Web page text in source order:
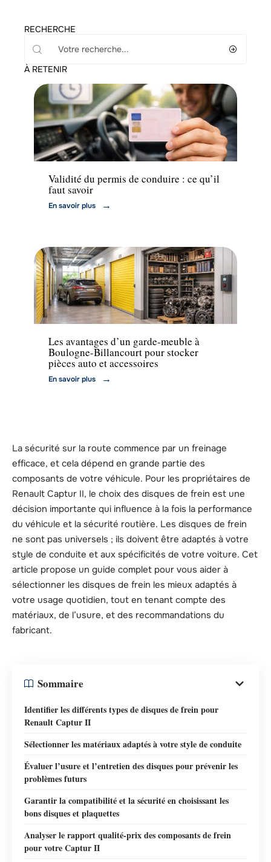
RECHERCHE
À RETENIR
Actu
Validité du permis de conduire : ce qu’il
faut savoir
En savoir plus
Actu
Les avantages d’un garde-meuble à
Boulogne-Billancourt pour stocker
pièces auto et accessoires
En savoir plus
La sécurité sur la route commence par un freinage
efficace, et cela dépend en grande partie des
composants de votre véhicule. Pour les propriétaires de
Renault Captur II, le choix des disques de frein est une
décision importante qui influence à la fois la performance
du véhicule et la sécurité routière. Les disques de frein
ne sont pas universels ; ils doivent être adaptés à votre
style de conduite et aux spécificités de votre voiture. Cet
article propose un guide complet pour vous aider à
sélectionner les disques de frein les mieux adaptés à
votre usage quotidien, tout en tenant compte des
matériaux, de l’usure, et des recommandations du
fabricant.
Sommaire
Identifier les différents types de disques de frein pour
Renault Captur II
Sélectionner les matériaux adaptés à votre style de conduite
Évaluer l’usure et l’entretien des disques pour prévenir les
problèmes futurs
Garantir la compatibilité et la sécurité en choisissant les
bons disques et plaquettes
Analyser le rapport qualité-prix des composants de frein
pour votre Captur II